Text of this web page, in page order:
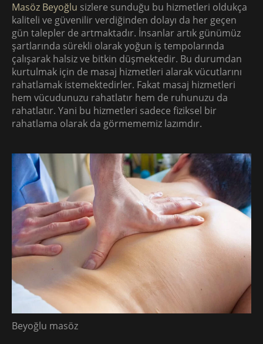
Masöz Beyoğlu sizlere sunduğu bu hizmetleri oldukça
kaliteli ve güvenilir verdiğinden dolayı da her geçen
gün talepler de artmaktadır. İnsanlar artık günümüz
şartlarında sürekli olarak yoğun iş tempolarında
çalışarak halsiz ve bitkin düşmektedir. Bu durumdan
kurtulmak için de masaj hizmetleri alarak vücutlarını
rahatlamak istemektedirler. Fakat masaj hizmetleri
hem vücudunuzu rahatlatır hem de ruhunuzu da
rahatlatır. Yani bu hizmetleri sadece fiziksel bir
rahatlama olarak da görmememiz lazımdır.
Beyoğlu masöz